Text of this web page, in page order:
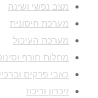
מצב נפשי ושינה
מערכת חיסונית
מערכת העיכול
מחלות חורף
כאבי פרקים
זיכרון וריכוז